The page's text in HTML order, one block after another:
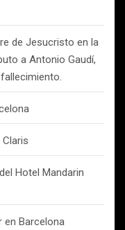
de Jesucristo en la
a Antonio Gaudí,
Hotel Mandarin
en Barcelona